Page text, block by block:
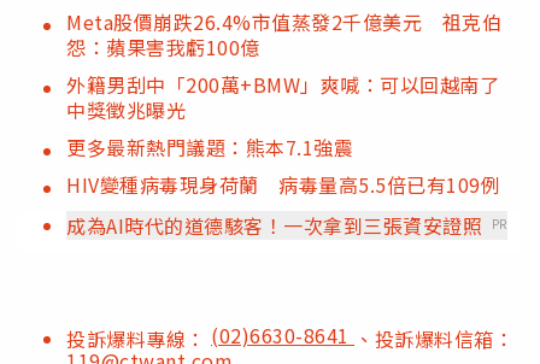
Meta股價崩跌26.4%市值蒸發2千億美元 祖克伯
怨：蘋果害我虧100億
外籍男刮中「200萬+BMW」爽喊：可以回越南了
中獎徵兆曝光
更多最新熱門議題：熊本7.1強震
HIV變種病毒現身荷蘭 病毒量高5.5倍已有109例
成為AI時代的道德駭客！一次拿到三張資安證照
PR
投訴爆料專線： (02)6630-8641 、投訴爆料信箱：